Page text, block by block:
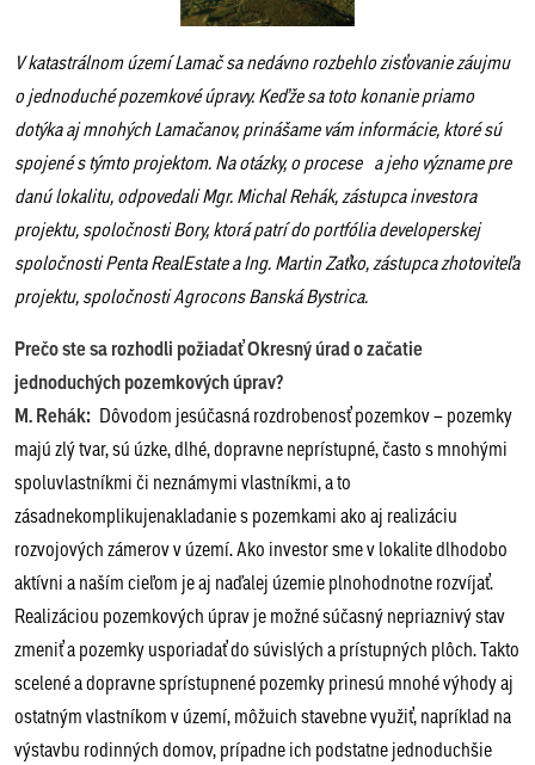
V katastrálnom území Lamač sa nedávno rozbehlo zisťovanie záujmu
o jednoduché pozemkové úpravy. Keďže sa toto konanie priamo
dotýka aj mnohých Lamačanov, prinášame vám informácie, ktoré sú
spojené s týmto projektom. Na otázky, o procese a jeho význame pre
danú lokalitu, odpovedali Mgr. Michal Rehák, zástupca investora
projektu, spoločnosti Bory, ktorá patrí do portfólia developerskej
spoločnosti Penta RealEstate a Ing. Martin Zaťko, zástupca zhotoviteľa
projektu, spoločnosti Agrocons Banská Bystrica.
Prečo ste sa rozhodli požiadať Okresný úrad o začatie
jednoduchých pozemkových úprav?
M. Rehák: Dôvodom jesúčasná rozdrobenosť pozemkov – pozemky
majú zlý tvar, sú úzke, dlhé, dopravne neprístupné, často s mnohými
spoluvlastníkmi či neznámymi vlastníkmi, a to
zásadnekomplikujenakladanie s pozemkami ako aj realizáciu
rozvojových zámerov v území. Ako investor sme v lokalite dlhodobo
aktívni a naším cieľom je aj naďalej územie plnohodnotne rozvíjať.
Realizáciou pozemkových úprav je možné súčasný nepriaznivý stav
zmeniť a pozemky usporiadať do súvislých a prístupných plôch. Takto
scelené a dopravne sprístupnené pozemky prinesú mnohé výhody aj
ostatným vlastníkom v území, môžuich stavebne využiť, napríklad na
výstavbu rodinných domov, prípadne ich podstatne jednoduchšie